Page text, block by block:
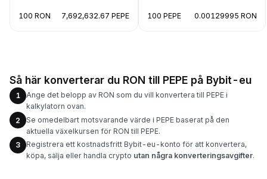
100 RON 7,692,632.67 PEPE 100 PEPE 0.00129995 RON
Så här konverterar du RON till PEPE på Bybit-eu
1
Ange det belopp av RON som du vill konvertera till PEPE i
kalkylatorn ovan.
2
Se omedelbart motsvarande värde i PEPE baserat på den
aktuella växelkursen för RON till PEPE.
3
Registrera ett kostnadsfritt Bybit-eu-konto för att konvertera,
köpa, sälja eller handla crypto utan några konverteringsavgifter.